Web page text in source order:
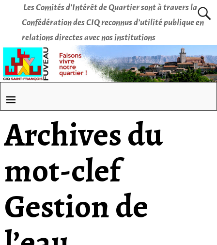
Les Comités d’Intérêt de Quartier sont à travers la
Confédération des CIQ reconnus d’utilité publique en
relations directes avec nos institutions
Archives du
mot-clef
Gestion de